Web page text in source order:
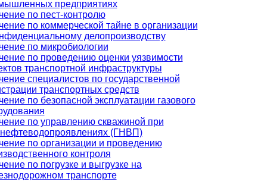
предприятиях
по пест-контролю
по коммерческой тайне в организации
делопроизводству
по микробиологии
по проведению оценки уязвимости
транспортной инфраструктуры
специалистов по государственной
транспортных средств
по безопасной эксплуатации газового
по управлению скважиной при
(ГНВП)
по организации и проведению
контроля
по погрузке и выгрузке на
транспорте